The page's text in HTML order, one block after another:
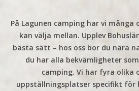
På Lagunen camping har vi
kan välja mellan. Upplev
bästa sätt – hos oss bor du nära
du har alla bekvämligheter
camping. Vi har fyra olika
uppställningsplatser specifikt för